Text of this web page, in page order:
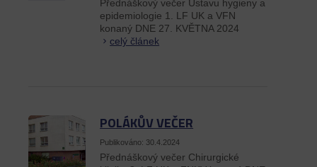
Přednáškový večer Ústavu hygieny a
epidemiologie 1. LF UK a VFN
konaný DNE 27. KVĚTNA 2024
celý článek
POLÁKŮV VEČER
Publikováno: 30.4.2024
Přednáškový večer Chirurgické